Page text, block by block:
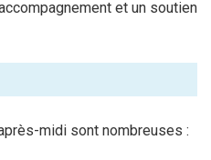
et un soutien
midi sont nombreuses :